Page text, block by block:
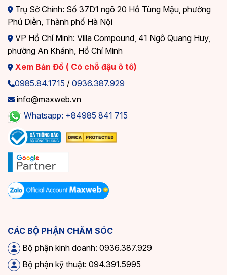
Trụ Sở Chính: Số 37D1 ngõ 20 Hồ Tùng Mậu, phường
Phú Diễn, Thành phố Hà Nội
VP Hồ Chí Minh: Villa Compound, 41 Ngô Quang Huy,
phường An Khánh, Hồ Chí Minh
Xem Bản Đồ ( Có chỗ đậu ô tô)
0985.84.1715 / 0936.387.929
info@maxweb.vn
Whatsapp: +84985 841 715
CÁC BỘ PHẬN CHĂM SÓC
Bộ phận kinh doanh: 0936.387.929
Bộ phận kỹ thuật: 094.391.5995